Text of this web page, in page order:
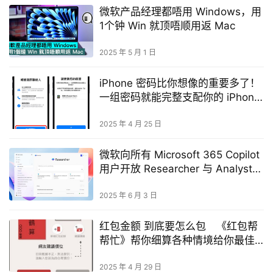
微软产品经理都唔用 Windows，用
1个钟 Win 就顶唔顺用返 Mac
2025 年 5 月 1 日
iPhone 密码比你想像的重要多了！
一组密码就能完整支配你的 iPhone
2025 年 4 月 25 日
微软向所有 Microsoft 365 Copilot
用户开放 Researcher 与 Analyst
2025 年 6 月 3 日
红包金额 到底要怎么包 《红包帮
帮忙》帮你细算各种情境给你最佳
2025 年 4 月 29 日